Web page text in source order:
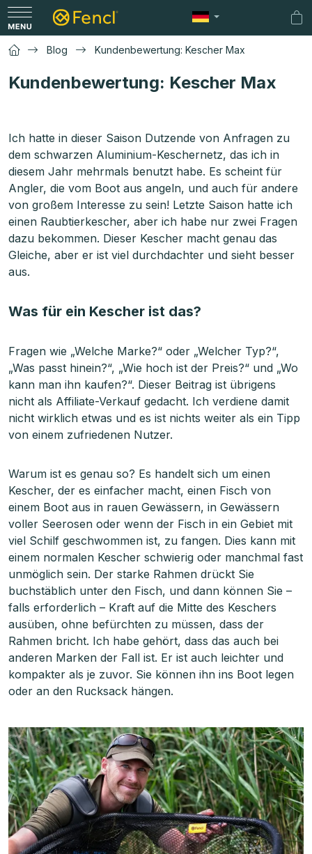
Zum
Inhalt
springen
Blog Kundenbewertung: Kescher Max
Kundenbewertung: Kescher Max
Ich hatte in dieser Saison Dutzende von Anfragen zu
dem schwarzen Aluminium-Keschernetz, das ich in
diesem Jahr mehrmals benutzt habe. Es scheint für
Angler, die vom Boot aus angeln, und auch für andere
von großem Interesse zu sein! Letzte Saison hatte ich
einen Raubtierkescher, aber ich habe nur zwei Fragen
dazu bekommen. Dieser Kescher macht genau das
Gleiche, aber er ist viel durchdachter und sieht besser
aus.
Was für ein Kescher ist das?
Fragen wie „Welche Marke?“ oder „Welcher Typ?“,
„Was passt hinein?“, „Wie hoch ist der Preis?“ und „Wo
kann man ihn kaufen?“. Dieser Beitrag ist übrigens
nicht als Affiliate-Verkauf gedacht. Ich verdiene damit
nicht wirklich etwas und es ist nichts weiter als ein Tipp
von einem zufriedenen Nutzer.
Warum ist es genau so? Es handelt sich um einen
Kescher, der es einfacher macht, einen Fisch von
einem Boot aus in rauen Gewässern, in Gewässern
voller Seerosen oder wenn der Fisch in ein Gebiet mit
viel Schilf geschwommen ist, zu fangen. Dies kann mit
einem normalen Kescher schwierig oder manchmal fast
unmöglich sein. Der starke Rahmen drückt Sie
buchstäblich unter den Fisch, und dann können Sie –
falls erforderlich – Kraft auf die Mitte des Keschers
ausüben, ohne befürchten zu müssen, dass der
Rahmen bricht. Ich habe gehört, dass das auch bei
anderen Marken der Fall ist. Er ist auch leichter und
kompakter als je zuvor. Sie können ihn ins Boot legen
oder an den Rucksack hängen.